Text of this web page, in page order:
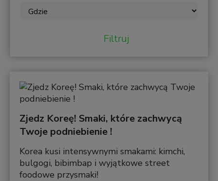
Filtruj
Zjedz Koreę! Smaki, które zachwycą
Twoje podniebienie !
Korea kusi intensywnymi smakami: kimchi,
bulgogi, bibimbap i wyjątkowe street
foodowe przysmaki!